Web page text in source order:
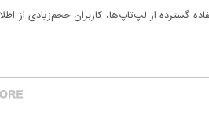
گسترده از لپ‌تاپ‌ها، کاربران حجم‌زیادی